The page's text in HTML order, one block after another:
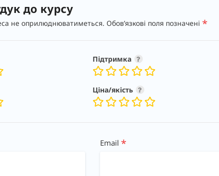
до курсу
не оприлюднюватиметься. Обов’язкові поля позначені *
Підтримка
Ціна/якість
Email *